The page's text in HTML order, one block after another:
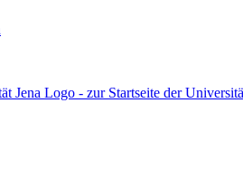
Jena Logo - zur Startseite der